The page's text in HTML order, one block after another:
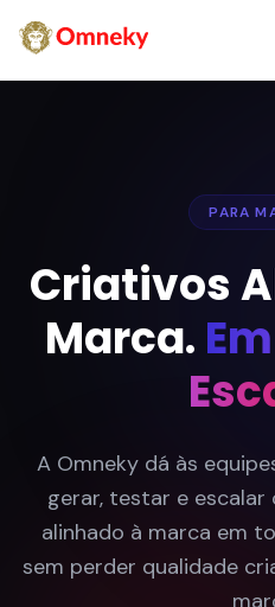
PARA
Criativos
Marca.
A Omneky dá às
gerar, testar e
alinhado à marca em
sem perder qualidade